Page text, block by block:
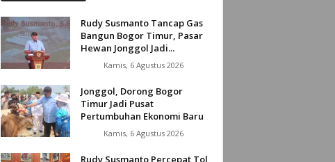
Rudy Susmanto Tancap Gas
Bangun Bogor Timur, Pasar
Hewan Jonggol Jadi...
Kamis, 6 Agustus 2026
Jonggol, Dorong Bogor
Timur Jadi Pusat
Pertumbuhan Ekonomi Baru
Kamis, 6 Agustus 2026
Rudy Susmanto Percepat Tol